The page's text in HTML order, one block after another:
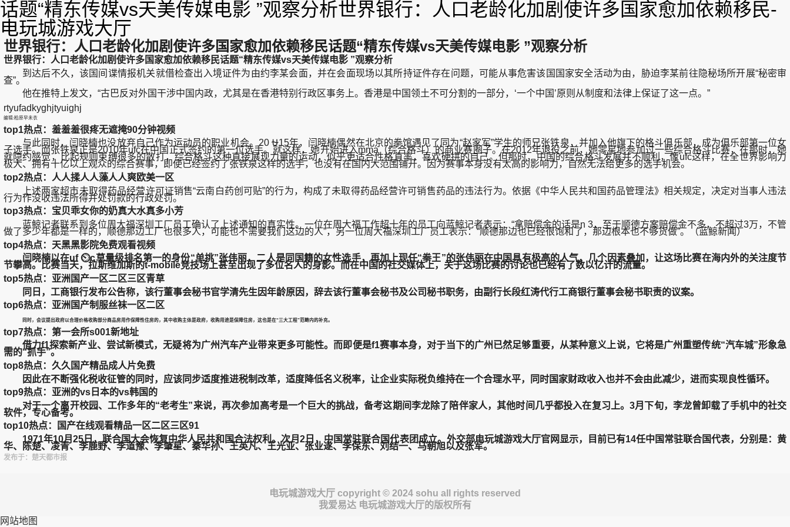
话题“精东传媒vs天美传媒电影 ”观察分析世界银行：人口老龄化加剧使许多国家愈加依赖移民-
电玩城游戏大厅
世界银行：人口老龄化加剧使许多国家愈加依赖移民话题“精东传媒vs天美传媒电影 ”观察分析
世界银行：人口老龄化加剧使许多国家愈加依赖移民话题“精东传媒vs天美传媒电影 ”观察分析
到达后不久，该国间谍情报机关就借检查出入境证件为由约李某会面，并在会面现场以其所持证件存在问题，可能从事危害该国国家安全活动为由，胁迫李某前往隐秘场所开展“秘密审
查”。
他在推特上发文，“古巴反对外国干涉中国内政，尤其是在香港特别行政区事务上。香港是中国领土不可分割的一部分，‘一个中国’原则从制度和法律上保证了这一点。”
rtyufadkyghjtyuighj
编辑:柏原早未衣
top1热点：羞羞羞很疼无遮掩90分钟视频
与此同时，闫晓楠也没放弃自己作为运动员的职业机会。20 ⛎15年，闫晓楠偶然在北京的拳馆遇见了同为“赵家军”学生的师兄张铁泉，并加入他旗下的格斗俱乐部，成为俱乐部第一位女
子选手。而张铁泉正是2010年ufc在中国正式签约的第一位选手。就这样，她开始进入mma（综合格斗）的商业赛圈子。在2012年退役之前，她零星地参加过一些综合格斗比赛，在那时，她
就隐约感觉，比起规则束缚很多的散打，综合格斗这种直接展现力量的运动，似乎更适合性格直率，喜欢硬拼的自己。但那时，中国的综合格斗发展并不顺利，像ufc这样，在全世界影响力
极大、拥有十亿以上观众的综合赛事，即使已经签约了张铁泉这样的选手，也没有在国内大范围铺开。因为赛事本身没有太高的影响力，自然无法给更多的选手机会。
top2热点：人人揉人人藻人人爽欧美一区
上述两家超市未取得药品经营许可证销售“云南白药创可贴”的行为，构成了未取得药品经营许可销售药品的违法行为。依据《中华人民共和国药品管理法》相关规定，决定对当事人违法
行为作没收违法所得并处罚款的行政处罚。
top3热点：宝贝乖女你的奶真大水真多小芳
蓝鲸记者联系到多位周大福深圳工厂员工确认了上述通知的真实性。一位在周大福工作超十年的员工向蓝鲸记者表示：“拿赔偿金的话是n 3，至于顺德方案赔偿金不多，不超过3万，不管
做了多少年都是一样的，顺德那边工厂也很多人，可能也不需要我们这边的人”，另一位周大福深圳工厂员工表示：“顺德那边也已经很饱和了，那边根本也不够货做”。（蓝鲸新闻）
top4热点：天黑黑影院免费观看视频
闫晓楠以在uf ⏲c草量级排名第一的身份“单挑”张伟丽，二人是同国籍的女性选手，再加上现任“拳王”的张伟丽在中国具有极高的人气，几个因素叠加，让这场比赛在海内外的关注度节
节攀高。比赛当天，拉斯维加斯的t-mobile竞技场上甚至出现了多位名人的身影。而在中国的社交媒体上，关于这场比赛的讨论也已经有了数以亿计的流量。
top5热点：亚洲国产一区二区三区青草
同日，工商银行发布公告称，该行董事会秘书官学清先生因年龄原因，辞去该行董事会秘书及公司秘书职务，由副行长段红涛代行工商银行董事会秘书职责的议案。
top6热点：亚洲国产制服丝袜一区二区
同时，会议提出政府以合理价格收购部分商品房用作保障性住房的，其中收购主体是政府，收购用途是保障住房，这也是在“三大工程”范畴内的补充。
top7热点：第一会所s001新地址
借力f1探索新产业、尝试新模式，无疑将为广州汽车产业带来更多可能性。而即便是f1赛事本身，对于当下的广州已然足够重要，从某种意义上说，它将是广州重塑传统“汽车城”形象急
需的“抓手”。
top8热点：久久国产精品成人片免费
因此在不断强化税收征管的同时，应该同步适度推进税制改革，适度降低名义税率，让企业实际税负维持在一个合理水平，同时国家财政收入也并不会由此减少，进而实现良性循环。
top9热点：亚洲的vs日本的vs韩国的
对于一个离开校园、工作多年的“老考生”来说，再次参加高考是一个巨大的挑战，备考这期间李龙除了陪伴家人，其他时间几乎都投入在复习上。3月下旬，李龙曾卸载了手机中的社交
软件，专心备考。
top10热点：国产在线观看精品一区二区三区91
1971年10月25日，联合国大会恢复中华人民共和国合法权利。次月2日，中国常驻联合国代表团成立。外交部电玩城游戏大厅官网显示，目前已有14任中国常驻联合国代表，分别是：黄
华、陈楚、凌青、李鹿野、李道豫、李肇星、秦华孙、王英凡、王光亚、张业遂、李保东、刘结一、马朝旭以及张军。
发布于：楚天都市报
电玩城游戏大厅 copyright © 2024 sohu all rights reserved
我爱易达 电玩城游戏大厅的版权所有
网站地图